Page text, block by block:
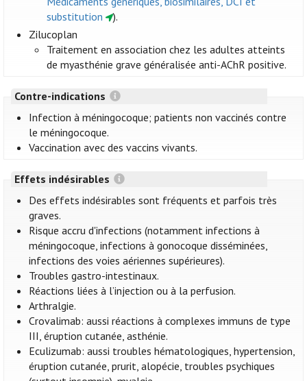
substitution
).
Zilucoplan
Traitement en association chez les adultes atteints
de myasthénie grave généralisée anti-AChR positive.
Contre-indications
Infection à méningocoque; patients non vaccinés contre
le méningocoque.
Vaccination avec des vaccins vivants.
Effets indésirables
Des effets indésirables sont fréquents et parfois très
graves.
Risque accru d'infections (notamment infections à
méningocoque, infections à gonocoque disséminées,
infections des voies aériennes supérieures).
Troubles gastro-intestinaux.
Réactions liées à l’injection ou à la perfusion.
Arthralgie.
Crovalimab: aussi réactions à complexes immuns de type
III, éruption cutanée, asthénie.
Eculizumab: aussi troubles hématologiques, hypertension,
éruption cutanée, prurit, alopécie, troubles psychiques